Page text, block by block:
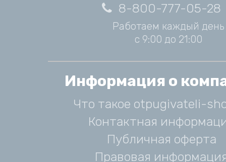
8-800-777-05-28
Работаем каждый день
с 9:00 до 21:00
Информация о
Что такое otpugivateli-
Контактная
Публичная оферта
Правовая